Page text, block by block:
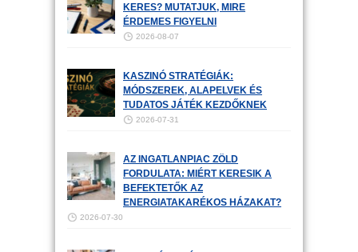
KERES? MUTATJUK, MIRE
ÉRDEMES FIGYELNI
2026-08-07
KASZINÓ STRATÉGIÁK:
MÓDSZEREK, ALAPELVEK ÉS
TUDATOS JÁTÉK KEZDŐKNEK
2026-07-31
AZ INGATLANPIAC ZÖLD
FORDULATA: MIÉRT KERESIK A
BEFEKTETŐK AZ
ENERGIATAKARÉKOS HÁZAKAT?
2026-07-30